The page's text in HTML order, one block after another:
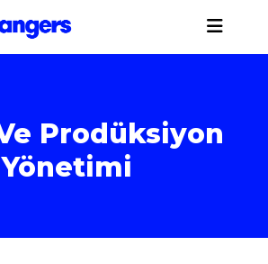
Prodüksiyon
Yönetimi